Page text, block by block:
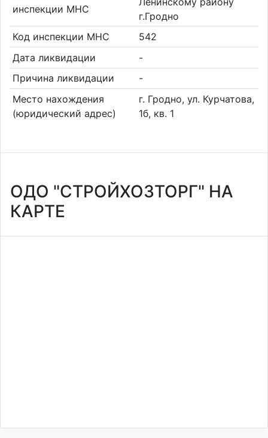
инспекции МНС
г.Гродно
Код инспекции МНС
542
Дата ликвидации
-
Причина ликвидации
-
Место нахождения
(юридический адрес)
г. Гродно, ул. Курчатова,
1б, кв. 1
ОДО "СТРОЙХОЗТОРГ" НА
КАРТЕ